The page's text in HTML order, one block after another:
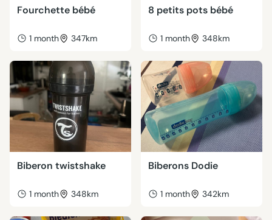
Fourchette bébé
1 month 347km
8 petits pots bébé
1 month 348km
Biberon twistshake
1 month 348km
Biberons Dodie
1 month 342km